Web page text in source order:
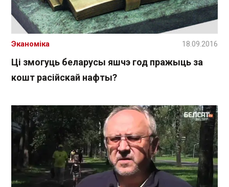
Ці змогуць беларусы яшчэ год пражыць за
кошт расійскай нафты?
Эканоміка 18.09.2016